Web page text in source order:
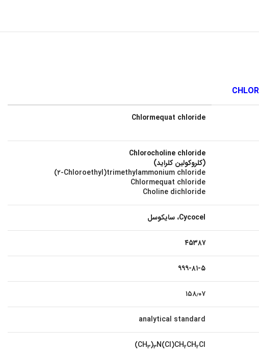
Chlormequat chloride
Chlorocholine chloride
(کلروکولین کلراید)
(۲-Chloroethyl)trimethylammonium chloride
Chlormequat chloride
Choline dichloride
Cycocel، سایکوسل
۴۵۳۸۷
۹۹۹-۸۱-۵
۱۵۸٫۰۷
analytical standard
(CH3)3N(Cl)CH2CH2Cl